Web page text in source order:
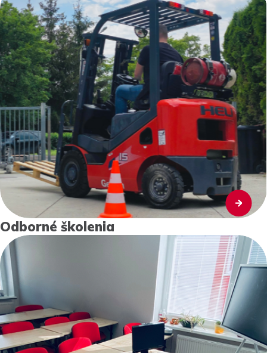
Odborné školenia